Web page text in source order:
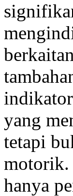
yang
tetapi
motorik.
hanya